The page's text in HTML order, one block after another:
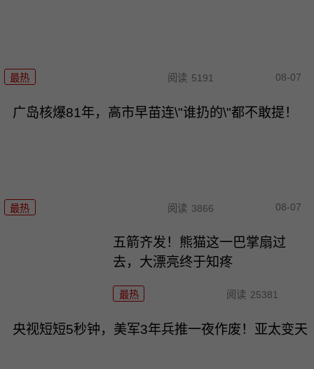
最热 阅读 5191 08-07
广岛核爆81年，高市早苗连\"谁扔的\"都不敢提！
最热 阅读 3866 08-07
五箭齐发！熊猫这一巴掌扇过
去，大漂亮终于知疼
最热 阅读 25381
央视短短5秒钟，美军3年兵推一夜作废！亚太变天